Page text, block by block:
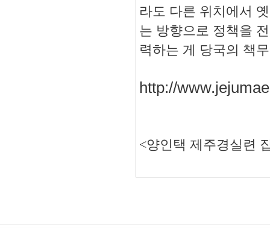
라도 다른 위치에서
는 방향으로 정책을
력하는 게 당국의 책
http://
<양인택 제주경실련